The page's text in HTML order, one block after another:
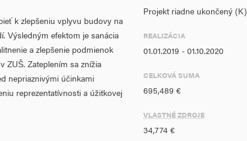
k zlepšeniu vplyvu budovy na
Výsledným efektom je sanácia
a zlepšenie podmienok
ZUŠ. Zateplením sa znížia
nepriaznivými účinkami
reprezentatívnosti a úžitkovej
Projekt riadne ukončený (K)
REALIZÁCIA
01.01.2019 - 01.10.2020
CELKOVÁ SUMA
695,489 €
VLASTNÉ ZDROJE
34,774 €